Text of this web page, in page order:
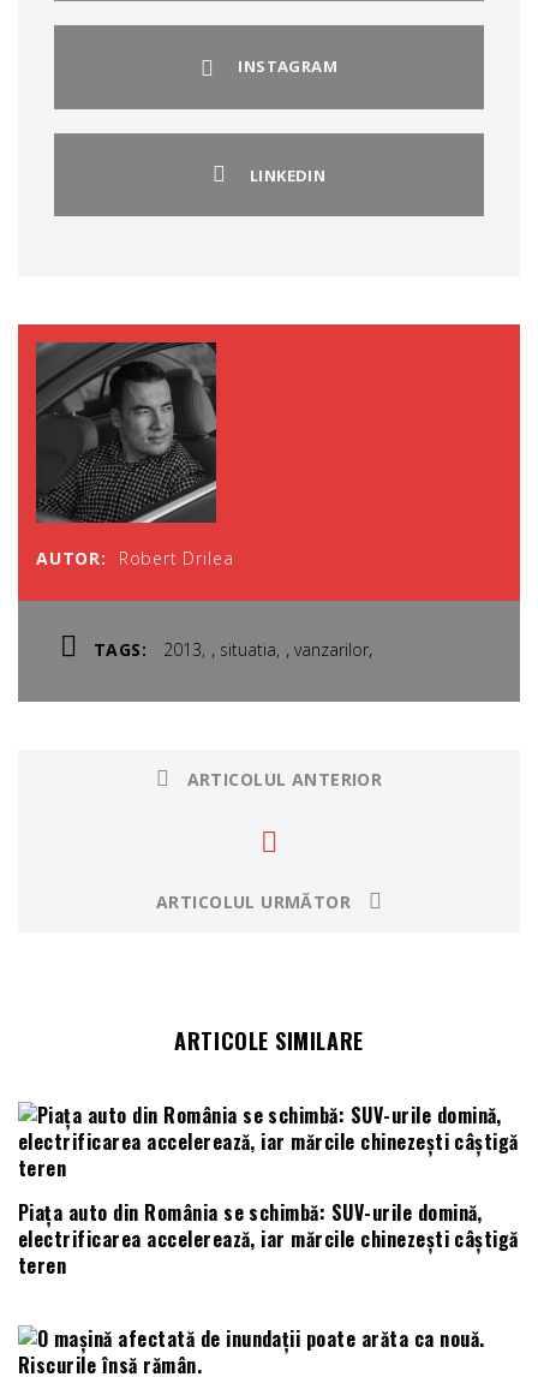
INSTAGRAM
LINKEDIN
AUTOR: Robert Drilea
TAGS: 2013 , situatia ,vanzarilor,
ARTICOLUL ANTERIOR
ARTICOLUL URMĂTOR
ARTICOLE SIMILARE
Piața auto din România se schimbă: SUV-urile domină,
electrificarea accelerează, iar mărcile chinezești câștigă
teren